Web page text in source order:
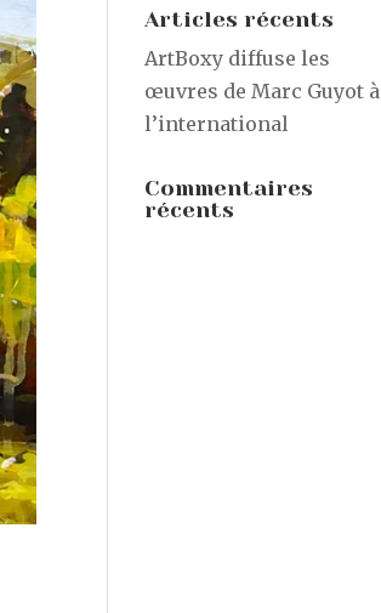
Articles récents
ArtBoxy diffuse les
œuvres de Marc Guyot à
l’international
Commentaires
récents